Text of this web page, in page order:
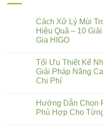
Cách Xử Lý Mùi
Hiệu Quả – 10
Gia HIGO
Tối Ưu Thiết Kế
Giải Pháp Nâng
Chi Phí
Hướng Dẫn Chọn
Phù Hợp Cho